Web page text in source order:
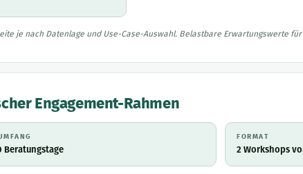
je nach Datenlage und Use-Case-Auswahl. Belastbare Erwartungswerte
Engagement-Rahmen
Beratungstage
FORMAT
2 Workshops